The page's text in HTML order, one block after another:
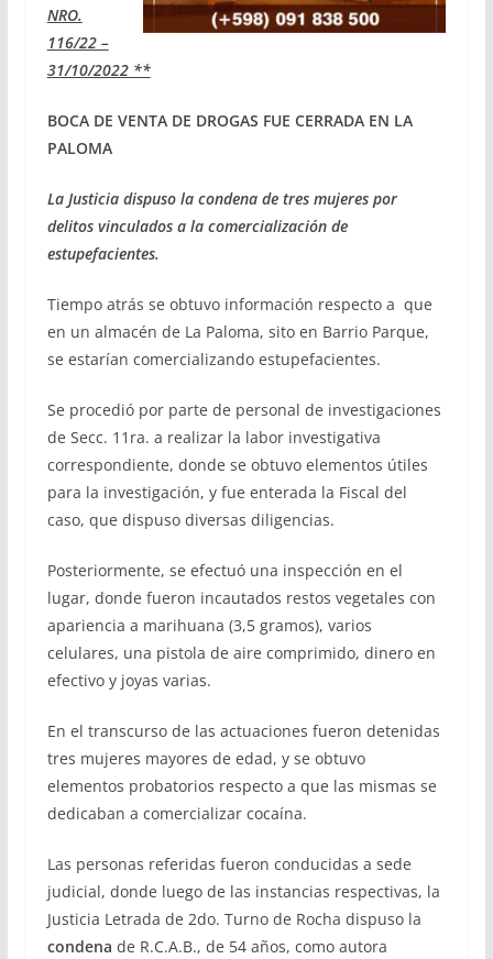
NRO.
116/22 –
31/10/2022 **
BOCA DE VENTA DE DROGAS FUE CERRADA EN LA
PALOMA
La Justicia dispuso la condena de tres mujeres por
delitos vinculados a la comercialización de
estupefacientes.
Tiempo atrás se obtuvo información respecto a que
en un almacén de La Paloma, sito en Barrio Parque,
se estarían comercializando estupefacientes.
Se procedió por parte de personal de investigaciones
de Secc. 11ra. a realizar la labor investigativa
correspondiente, donde se obtuvo elementos útiles
para la investigación, y fue enterada la Fiscal del
caso, que dispuso diversas diligencias.
Posteriormente, se efectuó una inspección en el
lugar, donde fueron incautados restos vegetales con
apariencia a marihuana (3,5 gramos), varios
celulares, una pistola de aire comprimido, dinero en
efectivo y joyas varias.
En el transcurso de las actuaciones fueron detenidas
tres mujeres mayores de edad, y se obtuvo
elementos probatorios respecto a que las mismas se
dedicaban a comercializar cocaína.
Las personas referidas fueron conducidas a sede
judicial, donde luego de las instancias respectivas, la
Justicia Letrada de 2do. Turno de Rocha dispuso la
condena de R.C.A.B., de 54 años, como autora